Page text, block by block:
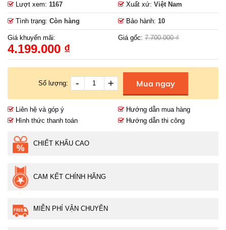
Lượt xem: 1167 Xuất xứ: Việt Nam
Tình trạng: Còn hàng Bảo hành: 10
Giá khuyến mãi:
4.199.000 ₫
Giá gốc: 7.700.000 ₫
Số lượng: - + Mua ngay
Liên hệ và góp ý
Hướng dẫn mua hàng
Hình thức thanh toán
Hướng dẫn thi công
CHIẾT KHẤU CAO
CAM KẾT CHÍNH HÃNG
MIỄN PHÍ VẬN CHUYỂN